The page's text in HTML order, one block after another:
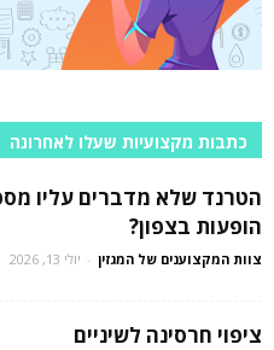
כתבות מקצועיות שעלו לאחרונה
הטרנד שלא מדברים עליו
הופעות בצפון?
צוות המקצוענים של המגזין - יולי 13, 2026
ציפוי חרסינה לשיניים